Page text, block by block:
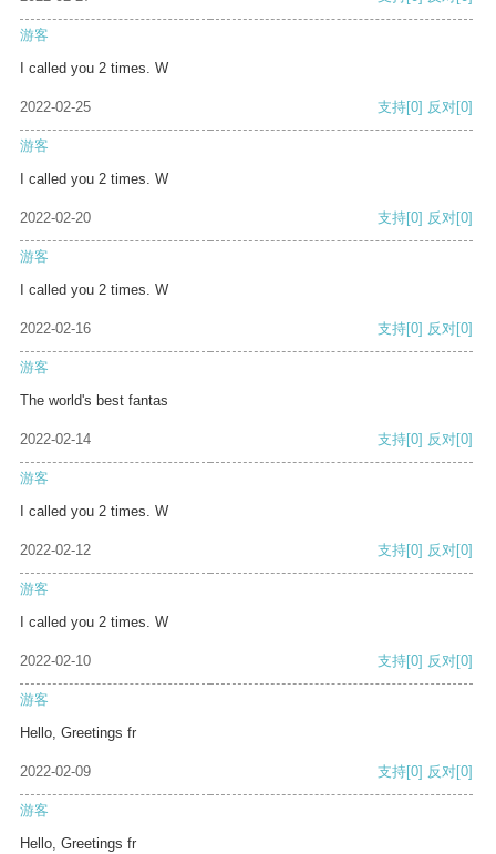
游客
I called you 2 times. W
2022-02-25 支持[0] 反对[0]
游客
I called you 2 times. W
2022-02-20 支持[0] 反对[0]
游客
I called you 2 times. W
2022-02-16 支持[0] 反对[0]
游客
The world's best fantas
2022-02-14 支持[0] 反对[0]
游客
I called you 2 times. W
2022-02-12 支持[0] 反对[0]
游客
I called you 2 times. W
2022-02-10 支持[0] 反对[0]
游客
Hello, Greetings fr
2022-02-09 支持[0] 反对[0]
游客
Hello, Greetings fr